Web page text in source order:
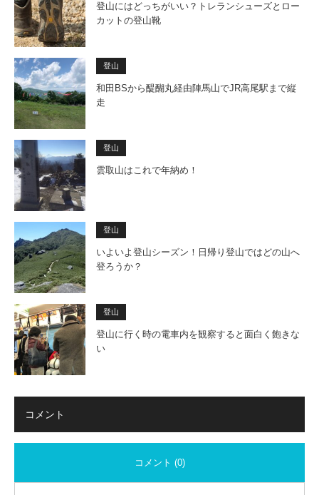
登山にはどっちがいい？トレランシューズとロー
カットの登山靴
登山
和田BSから醍醐丸経由陣馬山でJR高尾駅まで縦
走
登山
雲取山はこれで年納め！
登山
いよいよ登山シーズン！日帰り登山ではどの山へ
登ろうか？
登山
登山に行く時の電車内を観察すると面白く飽きな
い
コメント
コメント (0)